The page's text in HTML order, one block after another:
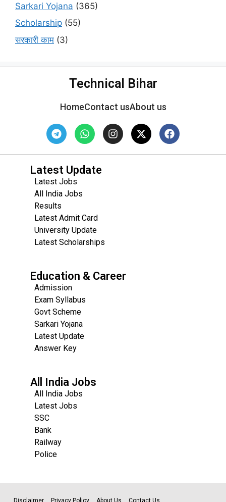
Sarkari Yojana (365)
Scholarship (55)
सरकारी काम (3)
Technical Bihar
HomeContact usAbout us
Latest Update
Latest Jobs
All India Jobs
Results
Latest Admit Card
University Update
Latest Scholarships
Education & Career
Admission
Exam Syllabus
Govt Scheme
Sarkari Yojana
Latest Update
Answer Key
All India Jobs
All India Jobs
Latest Jobs
SSC
Bank
Railway
Police
Disclaimer Privacy Policy About Us Contact Us